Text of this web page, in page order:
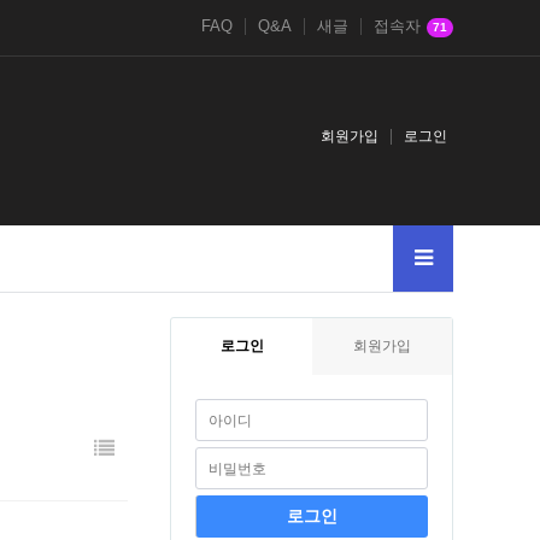
FAQ Q&A 새글 접속자 71
회원가입 로그인
로그인 회원가입